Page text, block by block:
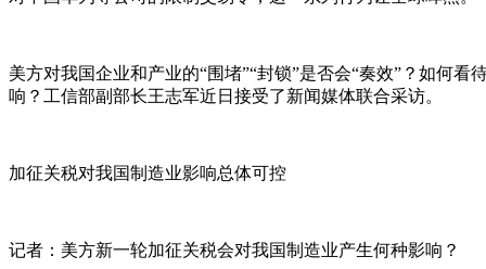
美方对我国企业和产业的“围堵”“封锁”是否会“奏效”？如何看
响？工信部副部长王志军近日接受了新闻媒体联合采访。
加征关税对我国制造业影响总体可控
记者：美方新一轮加征关税会对我国制造业产生何种影响？